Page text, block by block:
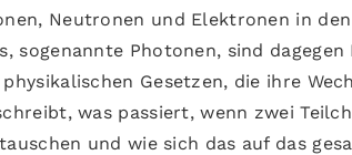
Neutronen und Elektronen in
sogenannte Photonen, sind
Gesetzen, die ihre
was passiert, wenn zwei
und wie sich das auf das